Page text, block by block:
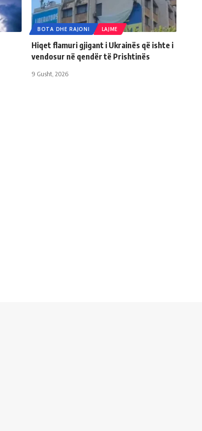
BOTA DHE RAJONI LAJME
Hiqet flamuri gjigant i Ukrainës që ishte i
vendosur në qendër të Prishtinës
9 Gusht, 2026